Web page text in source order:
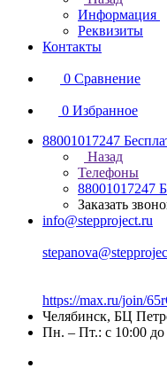
Информация
Реквизиты
Контакты
0 Сравнение
0 Избранное
88001017247
Назад
Телефоны
88001017247
Заказать
info@stepproject.ru
https://max.ru/join/
Челябинск, БЦ
Пн. – Пт.: с 10:00 до